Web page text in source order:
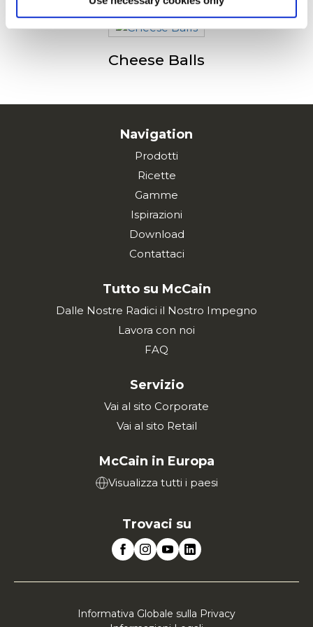
Cheese Balls
Navigation
Prodotti
Ricette
Gamme
Ispirazioni
Download
Contattaci
Tutto su McCain
Dalle Nostre Radici il Nostro Impegno
Lavora con noi
FAQ
Servizio
Vai al sito Corporate
Vai al sito Retail
McCain in Europa
Visualizza tutti i paesi
Trovaci su
Informativa Globale sulla Privacy